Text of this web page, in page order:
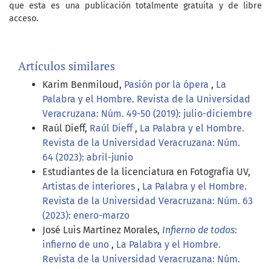
que esta es una publicación totalmente gratuita y de libre
acceso.
Artículos similares
Karim Benmiloud, Pasión por la ópera , La
Palabra y el Hombre. Revista de la Universidad
Veracruzana: Núm. 49-50 (2019): julio-diciembre
Raúl Dieff, Raúl Dieff, La Palabra y el Hombre.
Revista de la Universidad Veracruzana: Núm.
64 (2023): abril-junio
Estudiantes de la licenciatura en Fotografía UV,
Artistas de interiores , La Palabra y el Hombre.
Revista de la Universidad Veracruzana: Núm. 63
(2023): enero-marzo
José Luis Martínez Morales, Infierno de todos:
infierno de uno , La Palabra y el Hombre.
Revista de la Universidad Veracruzana: Núm.